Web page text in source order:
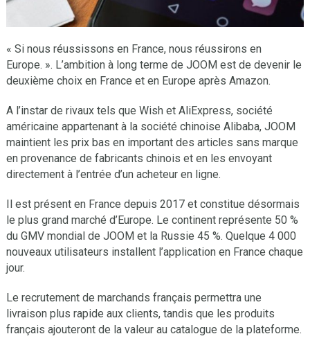
« Si nous réussissons en France, nous réussirons en
Europe. ». L’ambition à long terme de JOOM est de devenir le
deuxième choix en France et en Europe après Amazon.
A l’instar de rivaux tels que Wish et AliExpress, société
américaine appartenant à la société chinoise Alibaba, JOOM
maintient les prix bas en important des articles sans marque
en provenance de fabricants chinois et en les envoyant
directement à l’entrée d’un acheteur en ligne.
Il est présent en France depuis 2017 et constitue désormais
le plus grand marché d’Europe. Le continent représente 50 %
du GMV mondial de JOOM et la Russie 45 %. Quelque 4 000
nouveaux utilisateurs installent l’application en France chaque
jour.
Le recrutement de marchands français permettra une
livraison plus rapide aux clients, tandis que les produits
français ajouteront de la valeur au catalogue de la plateforme.